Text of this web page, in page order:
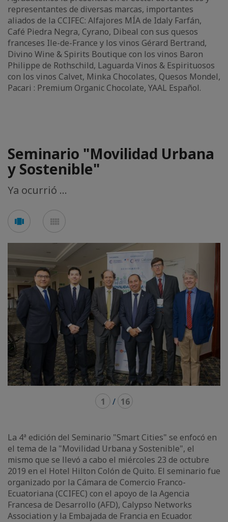
representantes de diversas marcas, importantes
aliados de la CCIFEC: Alfajores MÍA de Idaly Farfán,
Café Piedra Negra, Cyrano, Dibeal con sus quesos
franceses Ile-de-France y los vinos Gérard Bertrand,
Divino Wine & Spirits Boutique con los vinos Baron
Philippe de Rothschild, Laguarda Vinos & Espirituosos
con los vinos Calvet, Minka Chocolates, Quesos Mondel,
Pacari : Premium Organic Chocolate, YAAL Español.
Seminario "Movilidad Urbana
y Sostenible"
Ya ocurrió ...
carousel mosaic
1 / 16
La 4ª edición del Seminario "Smart Cities" se enfocó en
el tema de la "Movilidad Urbana y Sostenible", el
mismo que se llevó a cabo el miércoles 23 de octubre
2019 en el Hotel Hilton Colón de Quito. El seminario fue
organizado por la Cámara de Comercio Franco-
Ecuatoriana (CCIFEC) con el apoyo de la Agencia
Francesa de Desarrollo (AFD), Calypso Networks
Association y la Embajada de Francia en Ecuador.